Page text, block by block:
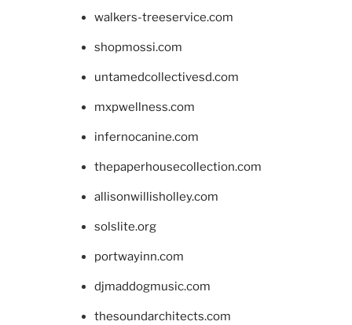
walkers-treeservice.com
shopmossi.com
untamedcollectivesd.com
mxpwellness.com
infernocanine.com
thepaperhousecollection.com
allisonwillisholley.com
solslite.org
portwayinn.com
djmaddogmusic.com
thesoundarchitects.com